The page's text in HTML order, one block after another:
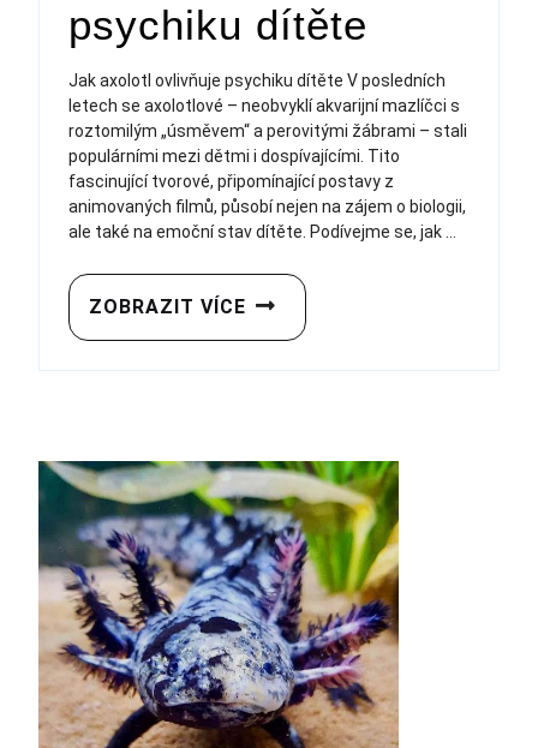
psychiku dítěte
Jak axolotl ovlivňuje psychiku dítěte V posledních
letech se axolotlové – neobvyklí akvarijní mazlíčci s
roztomilým „úsměvem“ a perovitými žábrami – stali
populárními mezi dětmi i dospívajícími. Tito
fascinující tvorové, připomínající postavy z
animovaných filmů, působí nejen na zájem o biologii,
ale také na emoční stav dítěte. Podívejme se, jak ...
ZOBRAZIT VÍCE